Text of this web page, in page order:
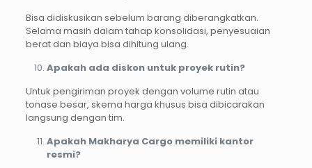
Bisa didiskusikan sebelum barang diberangkatkan.
Selama masih dalam tahap konsolidasi, penyesuaian
berat dan biaya bisa dihitung ulang.
Apakah ada diskon untuk proyek rutin?
Untuk pengiriman proyek dengan volume rutin atau
tonase besar, skema harga khusus bisa dibicarakan
langsung dengan tim.
Apakah Makharya Cargo memiliki kantor
resmi?